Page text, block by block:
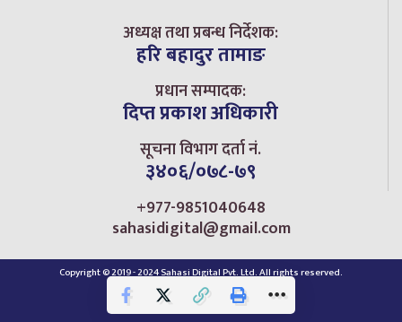
अध्यक्ष तथा प्रबन्ध निर्देशक:
हरि बहादुर तामाङ
प्रधान सम्पादक:
दिप्त प्रकाश अधिकारी
सूचना विभाग दर्ता नं.
३४०६/०७८-७९
+977-9851040648
sahasidigital@gmail.com
Copyright © 2019 - 2024 Sahasi Digital Pvt. Ltd. All rights reserved.
Home Privacy Policy